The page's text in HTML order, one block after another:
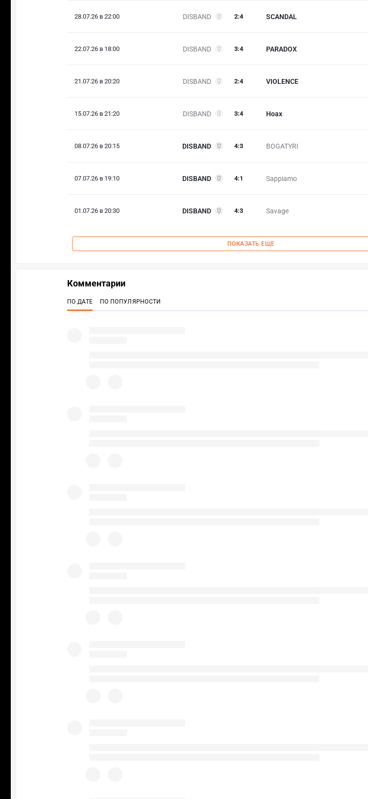
28.07.26 в 22:00 DISBAND SCANDAL
2:4
22.07.26 в 18:00 DISBAND PARADOX
3:4
21.07.26 в 20:20 DISBAND VIOLENCE
2:4
15.07.26 в 21:20 DISBAND Hoax
3:4
08.07.26 в 20:15 DISBAND BOGATYRI
4:3
07.07.26 в 19:10 DISBAND Sappiamo
4:1
01.07.26 в 20:30 DISBAND Savage
4:3
ПОКАЗАТЬ ЕЩЕ
Комментарии
ПО ДАТЕ ПО ПОПУЛЯРНОСТИ